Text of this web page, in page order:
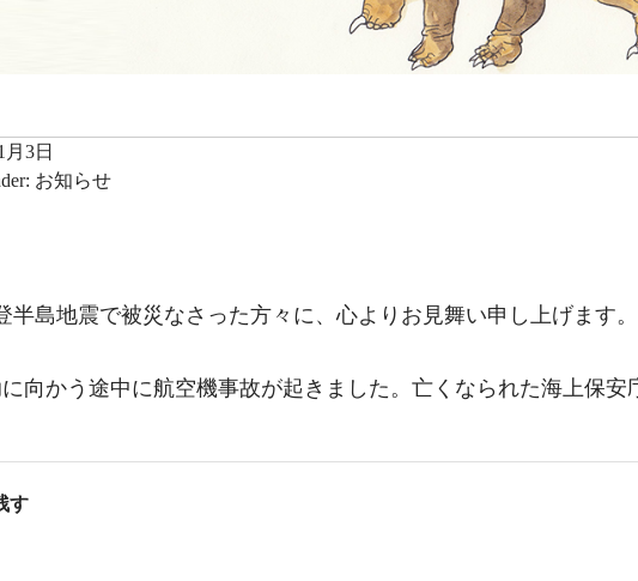
月3日
お知らせ
半島地震で被災なさった方々に、心よりお見舞い申し上げます。
向かう途中に航空機事故が起きました。亡くなられた海上保安
す